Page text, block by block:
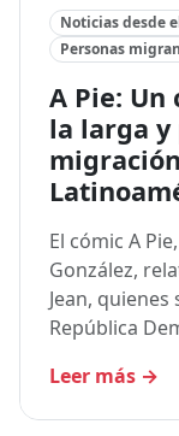
Noticias desde
Personas
A Pie: Un
la larga
El cómic A
González,
Jean,
República
Leer más →